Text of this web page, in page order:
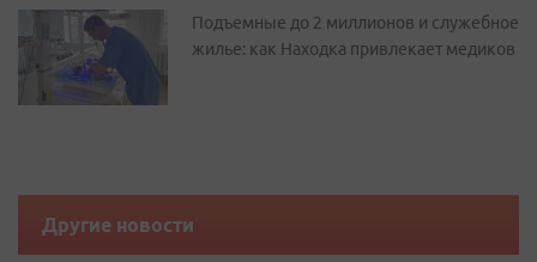
Подъемные до 2 миллионов и служебное
жилье: как Находка привлекает медиков
Другие новости